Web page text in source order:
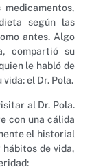
según las
antes. Algo
compartió su
le habló de
el Dr. Pola.
al Dr. Pola.
con una cálida
el historial
hábitos de vida,